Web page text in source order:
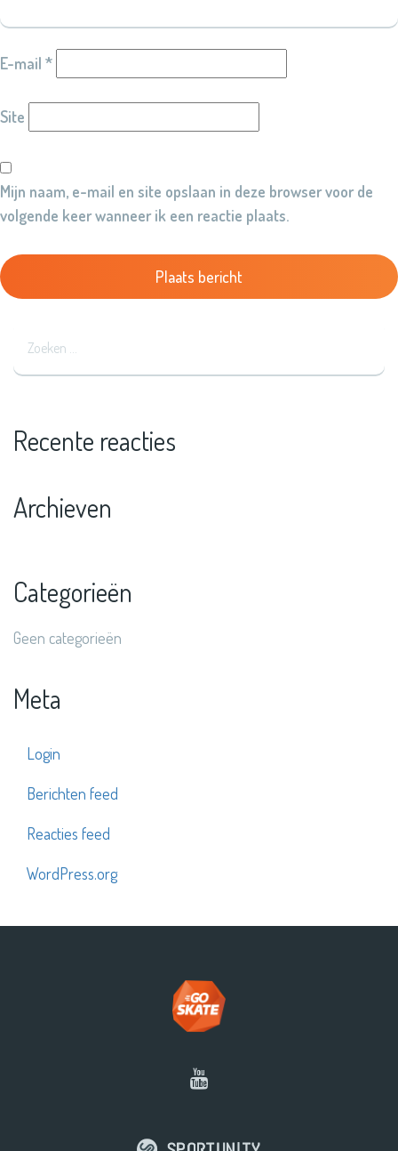
E-mail *
Site
Mijn naam, e-mail en site opslaan in deze browser voor de
volgende keer wanneer ik een reactie plaats.
Recente reacties
Archieven
Categorieën
Geen categorieën
Meta
Login
Berichten feed
Reacties feed
WordPress.org